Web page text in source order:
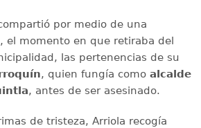
por medio de una
el momento en que retiraba del
las pertenencias de su
, quien fungía como alcalde
, antes de ser asesinado.
de tristeza, Arriola recogía